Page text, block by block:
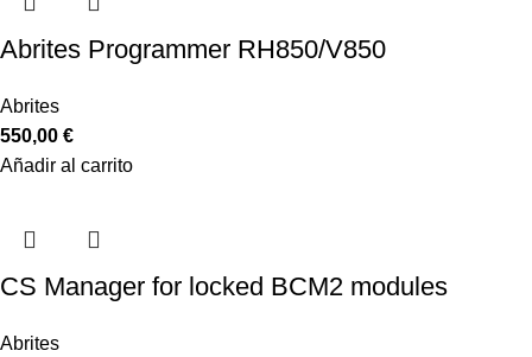
Abrites Programmer RH850/V850
Abrites
550,00 €
Añadir al carrito
CS Manager for locked BCM2 modules
Abrites